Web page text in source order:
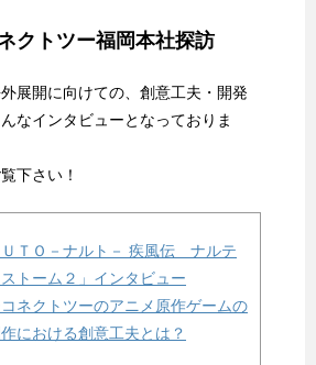
クトツー福岡本社探訪
展開に向けての、創意工夫・開発
なインタビューとなっておりま
下さい！
ＵＴＯ－ナルト－ 疾風伝 ナルテ
トーム２」インタビュー
ネクトツーのアニメ原作ゲームの
における創意工夫とは？